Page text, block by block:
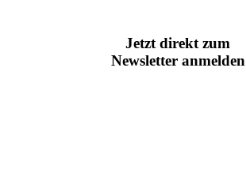
Jetzt direkt zum
Newsletter anmelden